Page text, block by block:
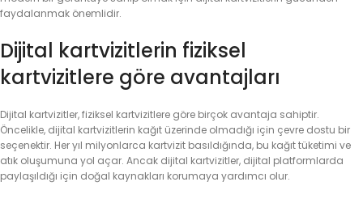
faydalanmak önemlidir.
Dijital kartvizitlerin fiziksel
kartvizitlere göre avantajları
Dijital kartvizitler, fiziksel kartvizitlere göre birçok avantaja sahiptir.
Öncelikle, dijital kartvizitlerin kağıt üzerinde olmadığı için çevre dostu bir
seçenektir. Her yıl milyonlarca kartvizit basıldığında, bu kağıt tüketimi ve
atık oluşumuna yol açar. Ancak dijital kartvizitler, dijital platformlarda
paylaşıldığı için doğal kaynakları korumaya yardımcı olur.